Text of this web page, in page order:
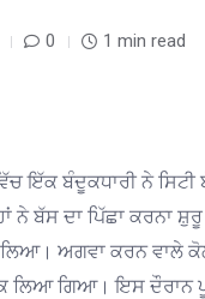
0 1 min read
ਇੱਕ ਬੰਦੂਕਧਾਰੀ ਨੇ
ਬੱਸ ਦਾ ਪਿੱਛਾ ਕਰਨਾ
ਲਿਆ। ਅਗਵਾ ਕਰਨ
ਗਿਆ। ਇਸ ਦੌਰਾਨ